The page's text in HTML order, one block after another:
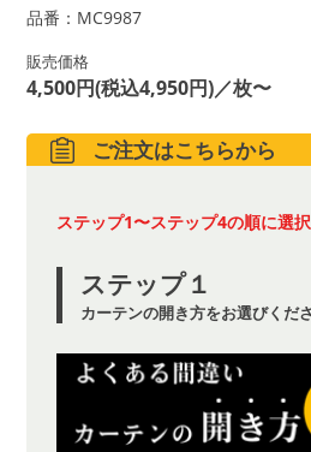
品番：MC9987
販売価格
4,500円(税込4,950円)／枚〜
ご注文はこちらから
ステップ1〜ステップ4の順に選択
ステップ１
カーテンの開き方をお選びくだ